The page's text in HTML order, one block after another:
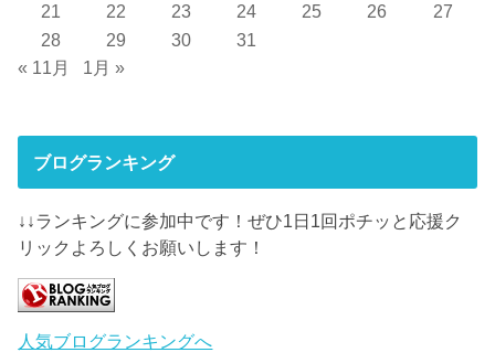
21 22 23 24 25 26
27
28
29 30
31
« 11月
1月 »
ブログランキング
↓↓ランキングに参加中です！ぜひ1日1回ポチッと応援ク
リックよろしくお願いします！
人気ブログランキングへ